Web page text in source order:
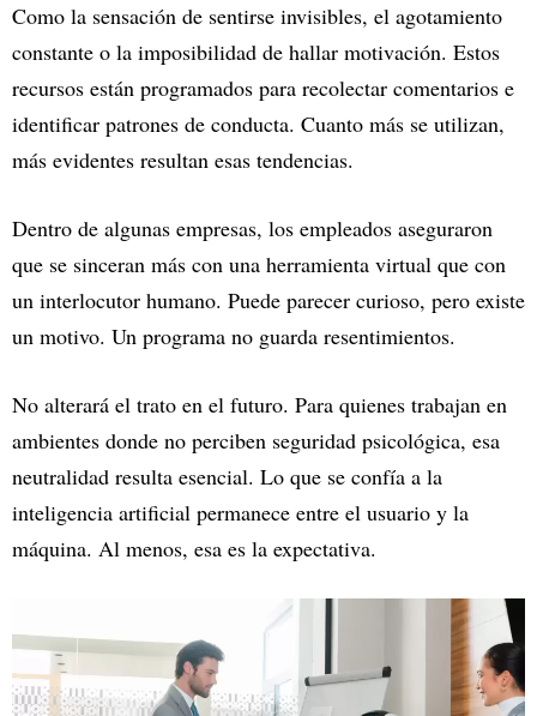
Como la sensación de sentirse invisibles, el agotamiento
constante o la imposibilidad de hallar motivación. Estos
recursos están programados para recolectar comentarios e
identificar patrones de conducta. Cuanto más se utilizan,
más evidentes resultan esas tendencias.
Dentro de algunas empresas, los empleados aseguraron
que se sinceran más con una herramienta virtual que con
un interlocutor humano. Puede parecer curioso, pero existe
un motivo. Un programa no guarda resentimientos.
No alterará el trato en el futuro. Para quienes trabajan en
ambientes donde no perciben seguridad psicológica, esa
neutralidad resulta esencial. Lo que se confía a la
inteligencia artificial permanece entre el usuario y la
máquina. Al menos, esa es la expectativa.